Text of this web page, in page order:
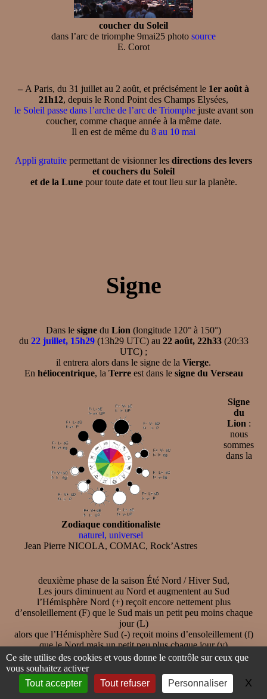
coucher du Soleil
dans l’arc de triomphe 9mai25 photo source
E. Corot
– A Paris, du 31 juillet au 2 août, et précisément le 1er août à
21h12, depuis le Rond Point des Champs Elysées,
le Soleil passe dans l’arche de l’arc de Triomphejuste avant son
coucher, comme chaque année à la même date.
Il en est de même du 8 au 10 mai
Appli gratuite permettant de visionner les directions des levers
et couchers du Soleil
et de la Lunepour toute date et tout lieu sur la planète.
Signe
Dans le signe du Lion (longitude 120° à 150°)
du 22 juillet, 15h29(13h29 UTC) au 22 août, 22h33(20:33
UTC) ;
il entrera alors dans le signe de la Vierge.
En héliocentrique, la Terreest dans le signe du Verseau
Zodiaque conditionaliste
naturel, universel
Jean Pierre NICOLA, COMAC, Rock’Astres
Signe
du
Lion :
nous
sommes
dans la
deuxième phase de la saison Été Nord / Hiver Sud,
Les jours diminuent au Nord et augmentent au Sud
l’Hémisphère Nord (+) reçoit encore nettement plus
d’ensoleillement (F) que le Sud mais un petit peu moins chaque
jour (L)
alors que l’Hémisphère Sud (-) reçoit moins d’ensoleillement (f)
que le Nord mais un petit peu plus chaque jour (v)
L’ensoleillement du Nord (+) est majoritaire mais il diminue (L)
/ l’ensoleillement du Sud (-) est minoritaire mais il augmente (v)
autrement dit,
Le pôle majeur/directeur/initial (Nord) est décroissant → F- / le
Ce site utilise des cookies et vous donne le contrôle sur ceux que
vous souhaitez activer
Tout accepter
Tout refuser Personnaliser X